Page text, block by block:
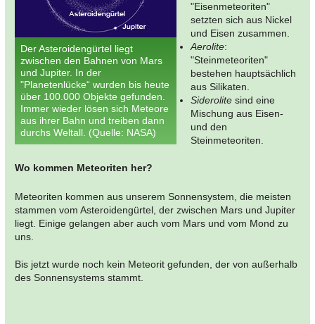
Der Asteroidengürtel liegt
zwischen den Bahnen von Mars
und Jupiter. In der
"Planetenlücke“ wurden bis heute
über 100.000 Objekte gefunden.
Immer wieder lösen sich Meteore
aus ihrer Bahn und treiben dann
durchs Weltall. (Quelle: NASA)
"Eisenmeteoriten"
setzten sich aus Nickel
und Eisen zusammen.
Aerolite:
"Steinmeteoriten"
bestehen hauptsächlich
aus Silikaten.
Siderolite sind eine
Mischung aus Eisen-
und den
Steinmeteoriten.
Wo kommen Meteoriten her?
Meteoriten kommen aus unserem Sonnensystem, die meisten
stammen vom Asteroidengürtel, der zwischen Mars und Jupiter
liegt. Einige gelangen aber auch vom Mars und vom Mond zu
uns.
Bis jetzt wurde noch kein Meteorit gefunden, der von außerhalb
des Sonnensystems stammt.